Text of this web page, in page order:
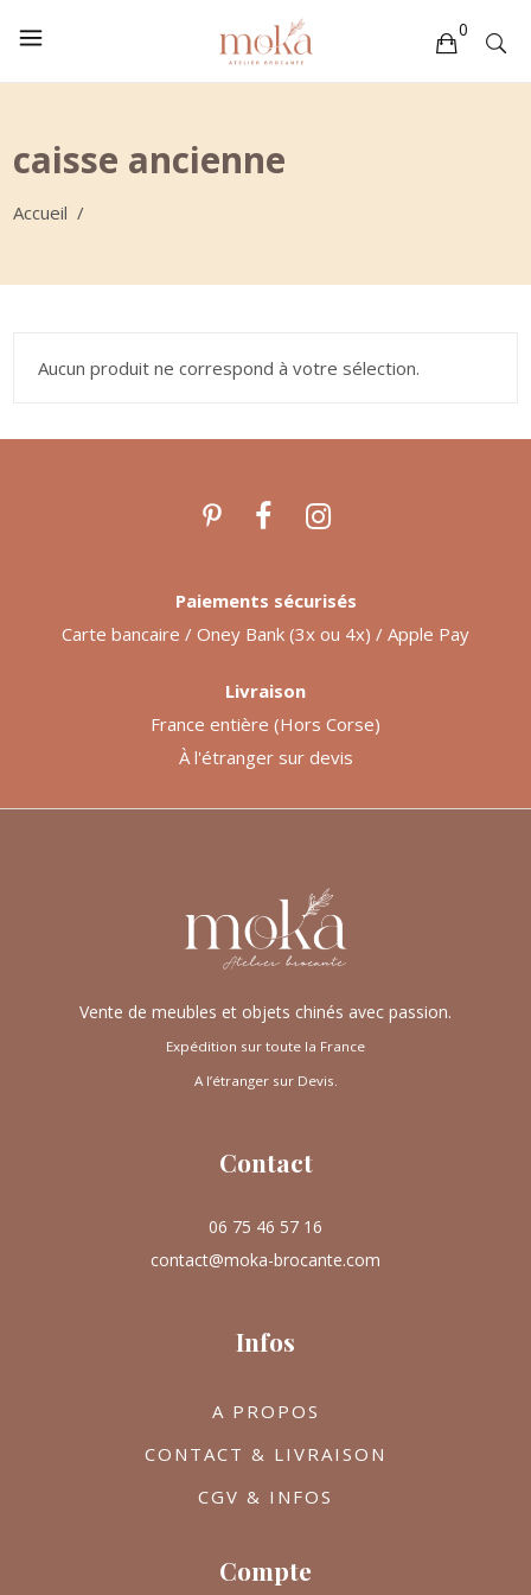
0
caisse ancienne
Accueil /
Aucun produit ne correspond à votre sélection.
Vente de meubles et objets chinés avec passion.
Expédition sur toute la France
A l’étranger sur Devis.
Contact
06 75 46 57 16
contact@moka-brocante.com
Infos
A PROPOS
CONTACT & LIVRAISON
CGV & INFOS
Compte
Paiements sécurisés
Carte bancaire / Oney Bank (3x ou 4x) / Apple Pay
Livraison
France entière (Hors Corse)
À l'étranger sur devis